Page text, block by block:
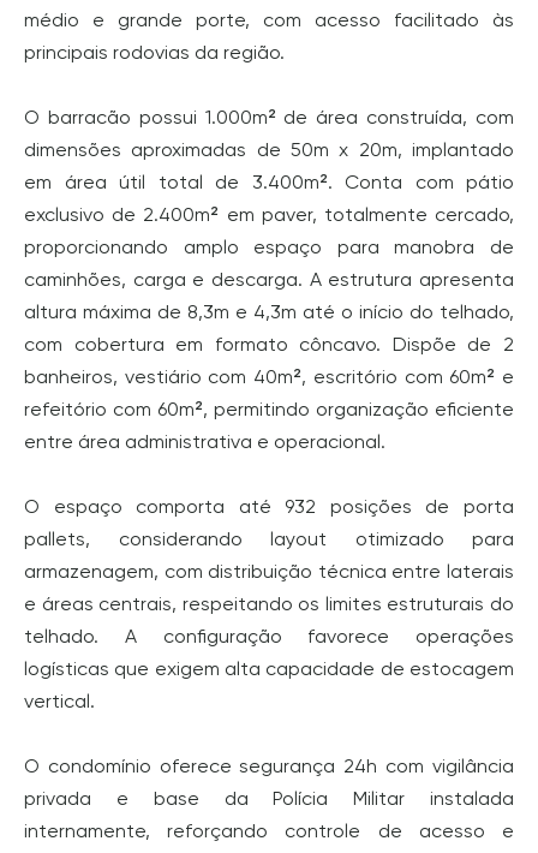
médio e grande porte, com acesso facilitado às
principais rodovias da região.
O barracão possui 1.000m² de área construída, com
dimensões aproximadas de 50m x 20m, implantado
em área útil total de 3.400m². Conta com pátio
exclusivo de 2.400m² em paver, totalmente cercado,
proporcionando amplo espaço para manobra de
caminhões, carga e descarga. A estrutura apresenta
altura máxima de 8,3m e 4,3m até o início do telhado,
com cobertura em formato côncavo. Dispõe de 2
banheiros, vestiário com 40m², escritório com 60m² e
refeitório com 60m², permitindo organização eficiente
entre área administrativa e operacional.
O espaço comporta até 932 posições de porta
pallets, considerando layout otimizado para
armazenagem, com distribuição técnica entre laterais
e áreas centrais, respeitando os limites estruturais do
telhado. A configuração favorece operações
logísticas que exigem alta capacidade de estocagem
vertical.
O condomínio oferece segurança 24h com vigilância
privada e base da Polícia Militar instalada
internamente, reforçando controle de acesso e